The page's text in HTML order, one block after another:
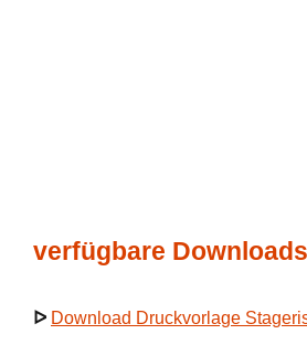
verfügbare Downloads
ᐅ Download Druckvorlage